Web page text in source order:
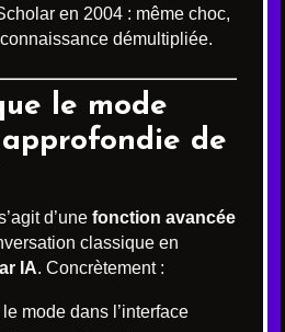
en 2004 : même choc,
démultipliée.
le mode
approfondie de
d’une fonction avancée
classique en
IA. Concrètement :
le mode dans l’interface